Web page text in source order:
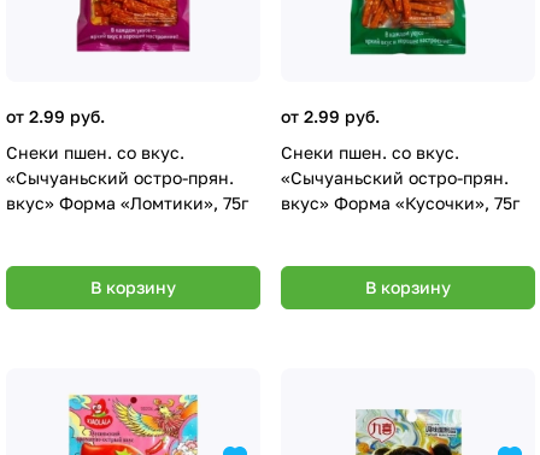
от 2.99 руб.
Снеки пшен. со вкус.
«Сычуаньский остро-прян.
вкус» Форма «Ломтики», 75г
В корзину
от 2.99 руб.
Снеки пшен. со вкус.
«Сычуаньский остро-прян.
вкус» Форма «Кусочки», 75г
В корзину